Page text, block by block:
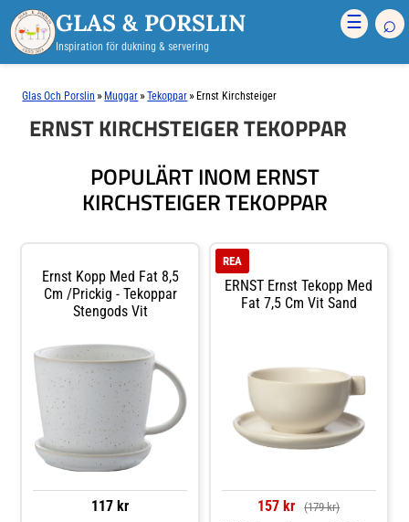
GLAS & PORSLIN
Inspiration för dukning & servering
☰ ⌕
Glas Och Porslin » Muggar »Tekoppar » Ernst Kirchsteiger
ERNST KIRCHSTEIGER TEKOPPAR
POPULÄRT INOM ERNST
KIRCHSTEIGER TEKOPPAR
Ernst Kopp Med Fat 8,5
Cm /prickig - Tekoppar
Stengods Vit
117 kr
ERNST Ernst Tekopp Med
Fat 7,5 Cm Vit Sand
REA
157 kr (179 kr)